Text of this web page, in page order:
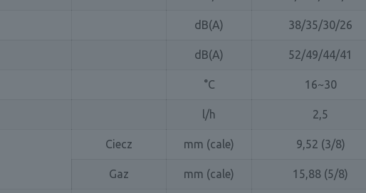
dB(A) 38/35/30/26
dB(A) 52/49/44/41
°C 16~30
l/h 2,5
Ciecz mm (cale) 9,52 (3/8)
Gaz mm (cale) 15,88 (5/8)